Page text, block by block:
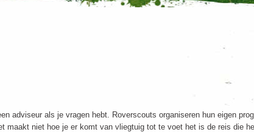
adviseur als je vragen hebt. Roverscouts organiseren hun eigen
maakt niet hoe je er komt van vliegtuig tot te voet het is de reis die